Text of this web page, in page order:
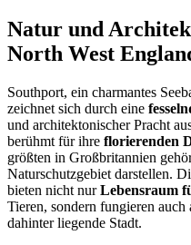
Natur und
North West
Southport, ein charmantes
zeichnet sich durch eine
und architektonischer Pracht
berühmt für ihre florierenden
größten in Großbritannien
Naturschutzgebiet darstellen.
bieten nicht nurLebensraum
Tieren, sondern fungieren
dahinter liegende Stadt.